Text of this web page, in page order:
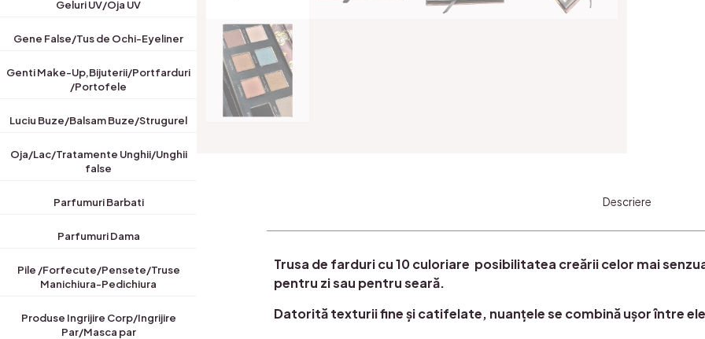
Geluri UV/Oja UV
Gene False/Tus de Ochi-Eyeliner
Genti Make-Up,Bijuterii/Portfarduri
/Portofele
Luciu Buze/Balsam Buze/Strugurel
Oja/Lac/Tratamente Unghii/Unghii
false
Parfumuri Barbati
Parfumuri Dama
Pile /Forfecute/Pensete/Truse
Manichiura-Pedichiura
Produse Ingrijire Corp/Ingrijire
Par/Masca par
Descriere
Trusa de farduri cu 10 culoriare posibilitatea creării celor mai
pentru zi sau pentru seară.
Datorită texturii fine și catifelate, nuanțele se combină ușor între